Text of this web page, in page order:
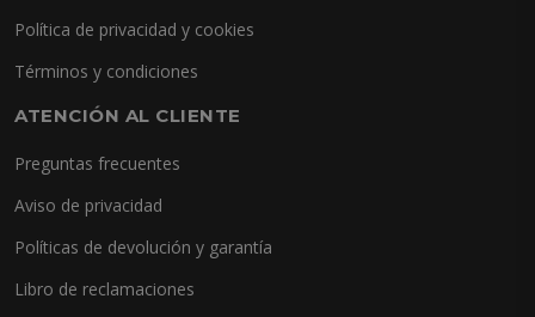
Política de privacidad y cookies
Términos y condiciones
ATENCIÓN AL CLIENTE
Preguntas frecuentes
Aviso de privacidad
Políticas de devolución y garantía
Libro de reclamaciones